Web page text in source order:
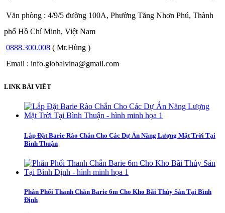
Văn phòng : 4/9/5 đường 100A, Phường Tăng Nhơn Phú, Thành
phố Hồ Chí Minh, Việt Nam
0888.300.008 ( Mr.Hùng )
Email : info.globalvina@gmail.com
LINK BÀI VIÊT
Lắp Đặt Barie Rào Chắn Cho Các Dự Án Năng Lượng Mặt Trời Tại
Bình Thuận
Phân Phối Thanh Chắn Barie 6m Cho Kho Bãi Thủy Sản Tại Bình
Định